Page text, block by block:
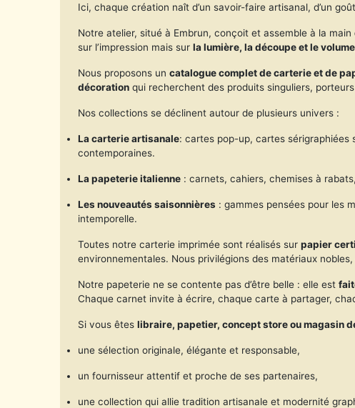
Ici, chaque création naît d’un savoir-faire artisanal, d’un
Notre atelier, situé à Embrun, conçoit et assemble à la main
sur l’impression mais surla lumière, la découpe et le volume
Nous proposons uncatalogue complet de carterie et de
décoration qui recherchent des produits singuliers,
Nos collections se déclinent autour de plusieurs univers :
La carterie artisanale: cartes pop-up, cartes sérigraphiées
contemporaines.
La papeterie italienne : carnets, cahiers, chemises à
Les nouveautés saisonnières : gammes pensées pour les
intemporelle.
Toutes notre carterie imprimée sont réalisés surpapier
environnementales. Nous privilégions des matériaux
Notre papeterie ne se contente pas d’être belle : elle est
Chaque carnet invite à écrire, chaque carte à partager,
Si vous êteslibraire, papetier, concept store ou magasin
une sélection originale, élégante et responsable,
un fournisseur attentif et proche de ses partenaires,
une collection qui allie tradition artisanale et modernité